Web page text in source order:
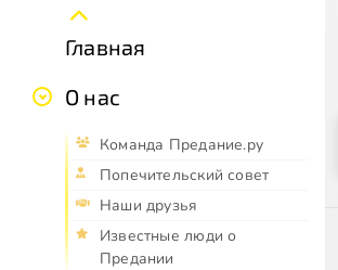
Главная
О нас
Команда Предание.ру
Попечительский совет
Наши друзья
Известные люди о
Предании